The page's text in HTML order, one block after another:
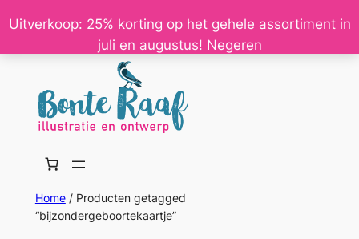
Uitverkoop: 25% korting op het gehele assortiment in
juli en augustus! Negeren
Ga
de
Home/ Producten getagged
“bijzondergeboortekaartje”